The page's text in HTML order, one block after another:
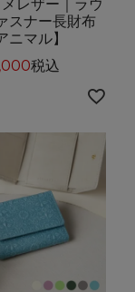
レザー｜ラウ
スナー長財布
ニマル】
税込